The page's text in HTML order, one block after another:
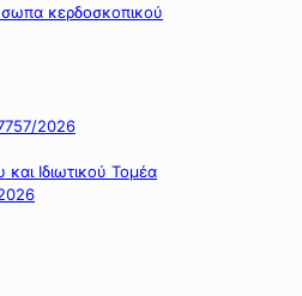
κερδοσκοπικού
2026
Ιδιωτικού Τομέα